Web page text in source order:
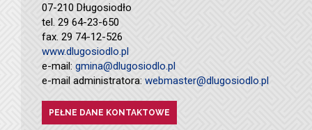
07-210 Długosiodło
tel. 29 64-23-650
fax. 29 74-12-526
www.dlugosiodlo.pl
e-mail: gmina@dlugosiodlo.pl
e-mail administratora: webmaster@dlugosiodlo.pl
PEŁNE DANE KONTAKTOWE